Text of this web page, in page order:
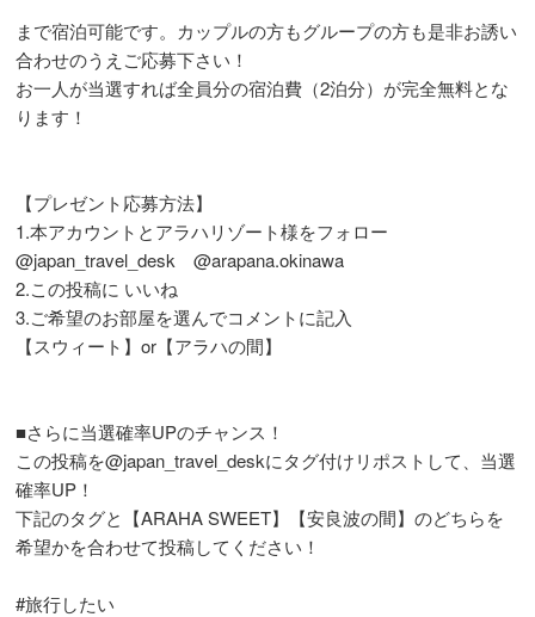
まで宿泊可能です。カップルの方もグループの方も是非お誘い
合わせのうえご応募下さい！
お一人が当選すれば全員分の宿泊費（2泊分）が完全無料とな
ります！
【プレゼント応募方法】
1.本アカウントとアラハリゾート様をフォロー
@japan_travel_desk
@arapana.okinawa
2.この投稿に いいね
3.ご希望のお部屋を選んでコメントに記入
【スウィート】or【アラハの間】
■さらに当選確率UPのチャンス！
この投稿を@japan_travel_deskにタグ付けリポストして、当選
確率UP！
下記のタグと【ARAHA SWEET】【安良波の間】のどちらを
希望かを合わせて投稿してください！
#旅行したい